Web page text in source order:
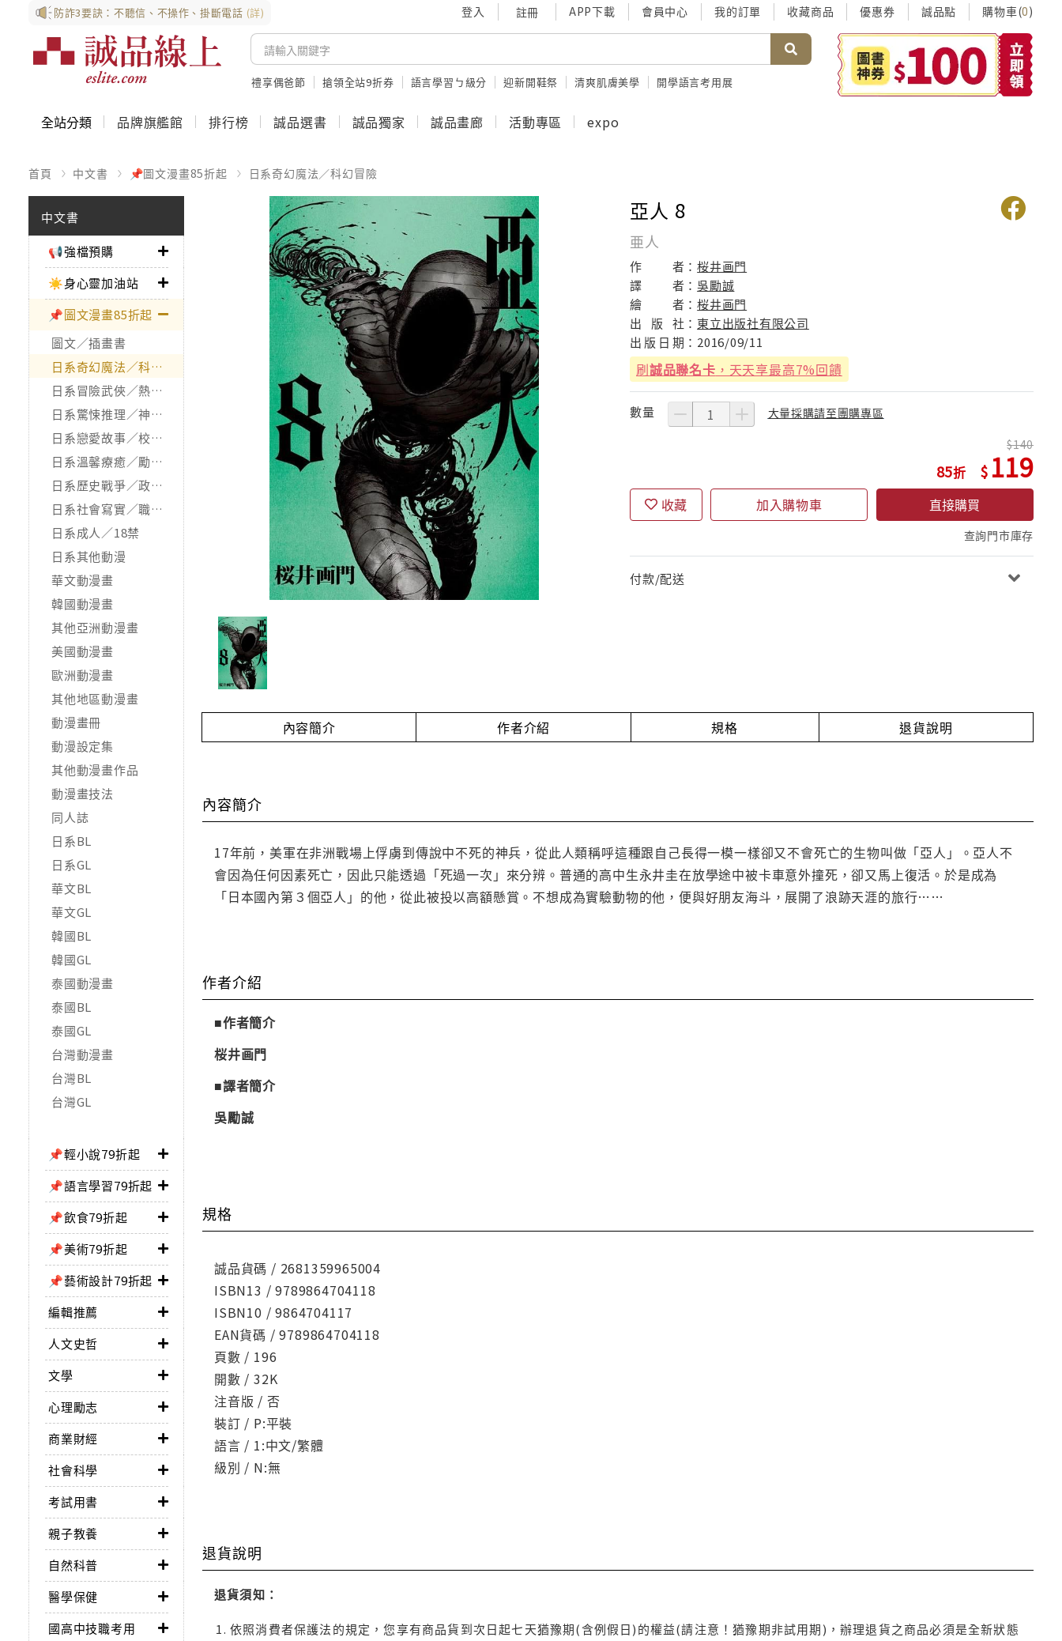
防詐3要訣：不聽信、不操作、掛斷電話 (詳) 登入 註冊 APP下載 會員中心 我的訂單 收藏商品 優惠券 誠品點 購物車(0)
禮享偶爸節 搶領全站9折券 語言學習ㄅ級分 迎新開鞋祭 清爽肌膚美學 開學語言考用展
全站分類 品牌旗艦館 排行榜 誠品選書 誠品獨家 誠品畫廊 活動專區 expo
首頁 中文書 📌圖文漫畫85折起 日系奇幻魔法／科幻冒險
中文書
📢強檔預購
☀️身心靈加油站
📌圖文漫畫85折起
圖文／插畫書
日系奇幻魔法／科幻冒險
日系冒險武俠／熱血運動
日系驚悚推理／神怪靈異
日系戀愛故事／校園青春
日系溫馨療癒／勵志搞笑
日系歷史戰爭／政治宗教
日系社會寫實／職場職人
日系成人／18禁
日系其他動漫
華文動漫畫
韓國動漫畫
其他亞洲動漫畫
美國動漫畫
歐洲動漫畫
其他地區動漫畫
動漫畫冊
動漫設定集
其他動漫畫作品
動漫畫技法
同人誌
日系BL
日系GL
華文BL
華文GL
韓國BL
韓國GL
泰國動漫畫
泰國BL
泰國GL
台灣動漫畫
台灣BL
台灣GL
📌輕小說79折起
📌語言學習79折起
📌飲食79折起
📌美術79折起
📌藝術設計79折起
編輯推薦
人文史哲
文學
心理勵志
商業財經
社會科學
考試用書
親子教養
自然科普
醫學保健
國高中技職考用
亞人 8
亜人
作 者：桜井画門
譯
者：吳勵誠
繪
者：桜井画門
出
版 社： 東立出版社有限公司
出 版 日 期： 2016/09/11
刷誠品聯名卡 ，天天享最高7%回饋
數量 大量採購請至團購專區
85
140
119
收藏 加入購物車 直接購買
查詢門市庫存
付款/配送
內容簡介 作者介紹 規格 退貨說明
內容簡介
17年前，美軍在非洲戰場上俘虜到傳說中不死的神兵，從此人類稱呼這種跟自己長得一模一樣卻又不會死亡的生物叫做「亞人」。亞人不
會因為任何因素死亡，因此只能透過「死過一次」來分辨。普通的高中生永井圭在放學途中被卡車意外撞死，卻又馬上復活。於是成為
「日本國內第３個亞人」的他，從此被投以高額懸賞。不想成為實驗動物的他，便與好朋友海斗，展開了浪跡天涯的旅行……
作者介紹
■作者簡介
桜井画門
■譯者簡介
吳勵誠
規格
誠品貨碼 / 2681359965004
ISBN13 / 9789864704118
ISBN10 / 9864704117
EAN貨碼 / 9789864704118
頁數 / 196
開數 / 32K
注音版 / 否
裝訂 / P:平裝
語言 / 1:中文/繁體
級別 / N:無
退貨說明
退貨須知：
依照消費者保護法的規定，您享有商品貨到次日起七天猶豫期(含例假日)的權益(請注意！猶豫期非試用期)，辦理退貨之商品必須是全新狀態